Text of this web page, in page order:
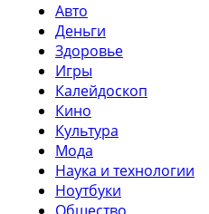
Авто
Деньги
Здоровье
Игры
Калейдоскоп
Кино
Культура
Мода
Наука и технологии
Ноутбуки